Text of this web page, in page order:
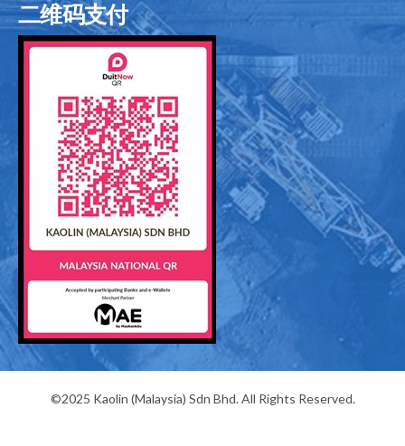
©2025 Kaolin (Malaysia) Sdn Bhd. All Rights Reserved.